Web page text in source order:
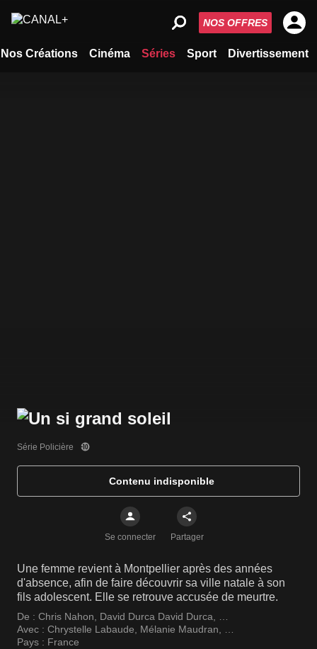
Nos Créations Cinéma Séries Sport Divertissement
NOS OFFRES
Série Policière
Contenu indisponible
Se connecter Partager
Une femme revient à Montpellier après des années
d'absence, afin de faire découvrir sa ville natale à son
fils adolescent. Elle se retrouve accusée de meurtre.
De : Chris Nahon, David Durca David Durca,
Christophe Reichert
Avec : Chrystelle Labaude, Mélanie Maudran,
Moïse Santamaria
Pays : France